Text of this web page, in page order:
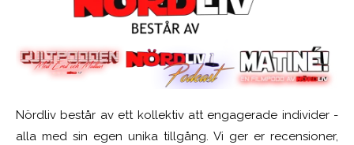
Nördliv består av ett kollektiv att engagerade individer -
alla med sin egen unika tillgång. Vi ger er recensioner,